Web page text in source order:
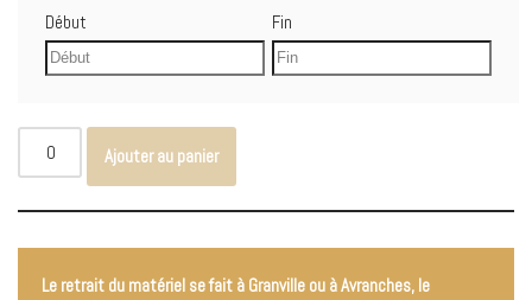
Début Fin
Ajouter au panier
Le retrait du matériel se fait à Granville ou à Avranches, le